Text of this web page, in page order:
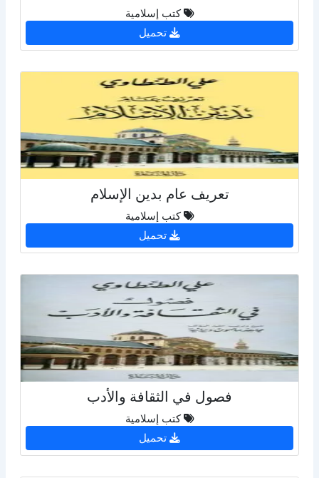
كتب إسلامية
تحميل
تعريف عام بدين الإسلام
كتب إسلامية
تحميل
فصول في الثقافة والأدب
كتب إسلامية
تحميل